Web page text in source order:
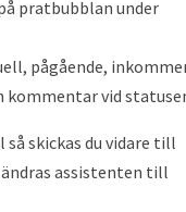
pratbubblan under
pågående,
kommentar vid
skickas du vidare till
assistenten till